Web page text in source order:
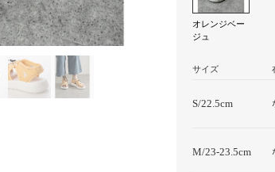
オレンジベー
ジュ
サイズ
S/22.5cm
M/23-23.5cm